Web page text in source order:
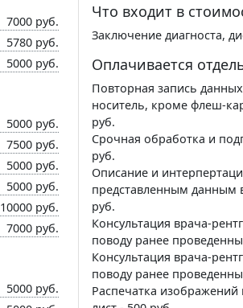
7000 руб.
5780 руб.
5000 руб.
5000 руб.
7500 руб.
5000 руб.
5000 руб.
10000 руб.
7000 руб.
5000 руб.
Что входит в
Заключение диагноста,
Оплачивается
Повторная запись
носитель, кроме флеш-
руб.
Срочная обработка и
руб.
Описание и
представленным данным
руб.
Консультация врача-
поводу ранее
Консультация врача-
поводу ранее
Распечатка